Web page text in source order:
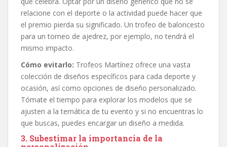
relacione con el deporte o la actividad puede hacer que
el premio pierda su significado. Un trofeo de baloncesto
para un torneo de ajedrez, por ejemplo, no tendrá el
mismo impacto.
Cómo evitarlo: Trofeos Martínez ofrece una vasta
colección de diseños específicos para cada deporte y
ocasión, así como opciones de diseño personalizado.
Tómate el tiempo para explorar los modelos que se
ajusten a la temática de tu evento y si no encuentras lo
que buscas, puedes encargar un diseño a medida.
3. Subestimar la importancia de la